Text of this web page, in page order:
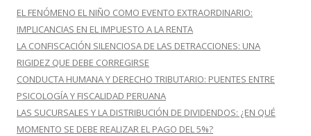
r
:
EL FENÓMENO EL NIÑO COMO EVENTO EXTRAORDINARIO:
IMPLICANCIAS EN EL IMPUESTO A LA RENTA
LA CONFISCACIÓN SILENCIOSA DE LAS DETRACCIONES: UNA
RIGIDEZ QUE DEBE CORREGIRSE
CONDUCTA HUMANA Y DERECHO TRIBUTARIO: PUENTES ENTRE
PSICOLOGÍA Y FISCALIDAD PERUANA
LAS SUCURSALES Y LA DISTRIBUCIÓN DE DIVIDENDOS: ¿EN QUÉ
MOMENTO SE DEBE REALIZAR EL PAGO DEL 5%?